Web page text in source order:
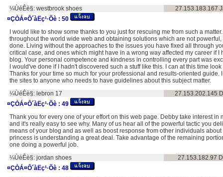
¼ÙéÊè§: westbrook shoes 27.153.183.167
¤ÇÒÁ¤Ô´àËç¹·Õè : 50
I would like to show some thanks to you just for rescuing me from such a
throughout the world wide web and obtaining solutions which are not powerful,
done. Living without the approaches to the issues you have fixed all through
critical case, and ones which might have in a wrong way affected my career if I
blog. Your personal competence and kindness in controlling every part was
I would've done if I hadn't discovered such a stuff like this. I can at this time
Thanks for your time so much for your professional and results-oriented guide.
the sites to anyone who needs to have guidelines about this subject matter.
¼ÙéÊè§: lebron 17 27.153.202.145
¤ÇÒÁ¤Ô´àËç¹·Õè : 49
Thank you for every one of your effort on this web page. Debby take interest in
and it's really easy to see why. Many of us hear all of the powerful tactic you
means of your blog and as well as boost response from other individuals
princess is understanding a great deal. Take advantage of the remaining
one doing a powerful job.
¼ÙéÊè§: jordan shoes 27.153.182.97
¤ÇÒÁ¤Ô´àËç¹·Õè : 48